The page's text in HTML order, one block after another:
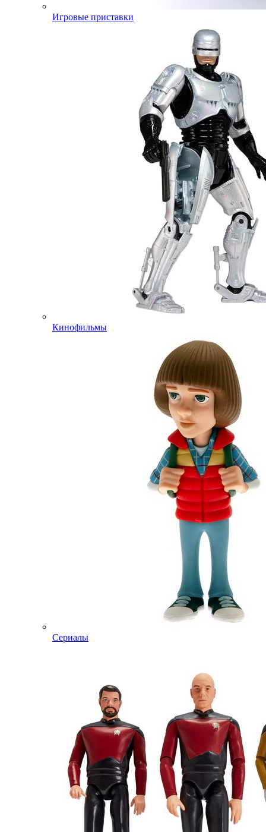
Игровые приставки
Кинофильмы
Сериалы